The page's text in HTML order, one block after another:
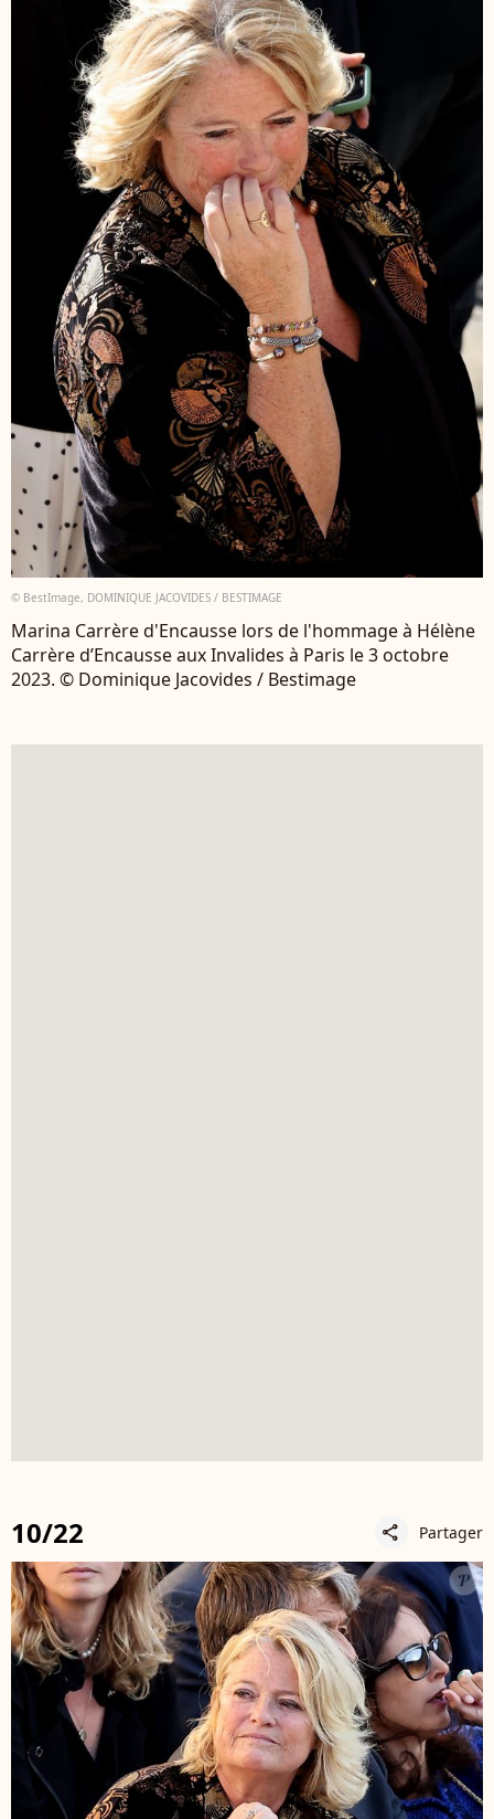
© BestImage, DOMINIQUE JACOVIDES / BESTIMAGE
Marina Carrère d'Encausse lors de l'hommage à Hélène
Carrère d’Encausse aux Invalides à Paris le 3 octobre
2023. © Dominique Jacovides / Bestimage
10/22 share Partager